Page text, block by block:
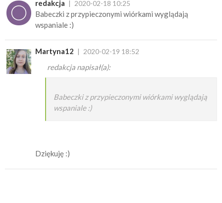
redakcja 2020-02-18 10:25
Babeczki z przypieczonymi wiórkami wyglądają
wspaniale :)
Martyna12 2020-02-19 18:52
redakcja napisał(a):
Babeczki z przypieczonymi wiórkami wyglądają
wspaniale :)
Dziękuję :)